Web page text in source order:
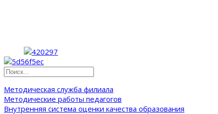
Методическая служба филиала
Методические работы педагогов
Внутренняя система оценки качества образования